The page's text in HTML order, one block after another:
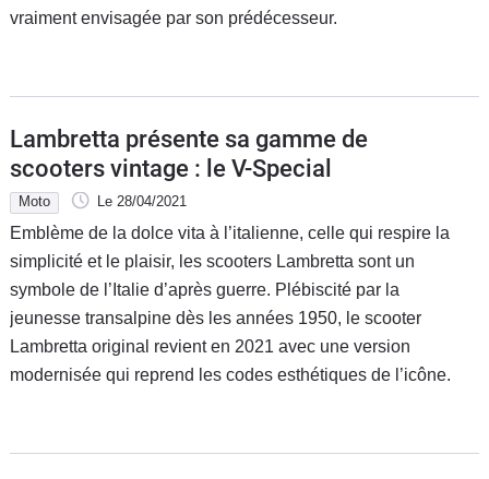
vraiment envisagée par son prédécesseur.
Lambretta présente sa gamme de
scooters vintage : le V-Special
Moto Le 28/04/2021
Emblème de la dolce vita à l’italienne, celle qui respire la
simplicité et le plaisir, les scooters Lambretta sont un
symbole de l’Italie d’après guerre. Plébiscité par la
jeunesse transalpine dès les années 1950, le scooter
Lambretta original revient en 2021 avec une version
modernisée qui reprend les codes esthétiques de l’icône.